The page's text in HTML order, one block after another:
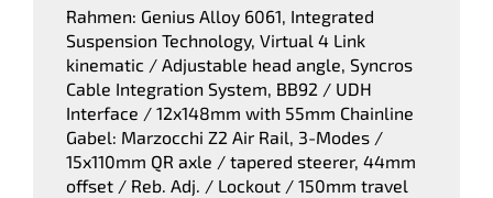
Rahmen: Genius Alloy 6061, Integrated
Suspension Technology, Virtual 4 Link
kinematic / Adjustable head angle, Syncros
Cable Integration System, BB92 / UDH
Interface / 12x148mm with 55mm Chainline
Gabel: Marzocchi Z2 Air Rail, 3-Modes /
15x110mm QR axle / tapered steerer, 44mm
offset / Reb. Adj. / Lockout / 150mm travel